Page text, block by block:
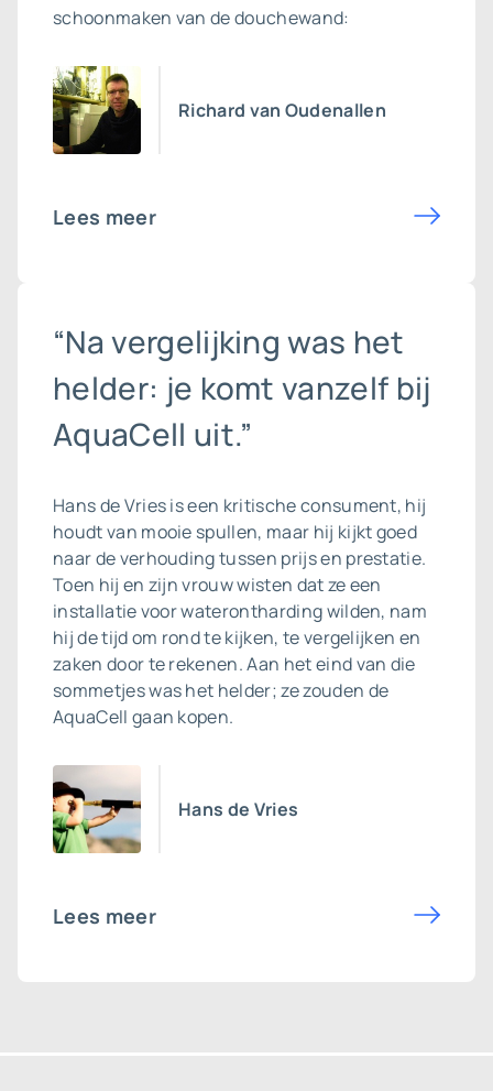
schoonmaken van de douchewand:
Richard van Oudenallen
Lees meer
“Na vergelijking was het
helder: je komt vanzelf bij
AquaCell uit.”
Hans de Vries is een kritische consument, hij
houdt van mooie spullen, maar hij kijkt goed
naar de verhouding tussen prijs en prestatie.
Toen hij en zijn vrouw wisten dat ze een
installatie voor waterontharding wilden, nam
hij de tijd om rond te kijken, te vergelijken en
zaken door te rekenen. Aan het eind van die
sommetjes was het helder; ze zouden de
AquaCell gaan kopen.
Hans de Vries
Lees meer